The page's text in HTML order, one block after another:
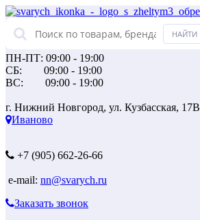
ПН-ПТ: 09:00 - 19:00
СБ: 09:00 - 19:00
ВС: 09:00 - 19:00
г. Нижний Новгород, ул. Кузбасская, 17В
Иваново
+7 (905) 662-26-66
e-mail: nn@svarych.ru
Заказать звонок